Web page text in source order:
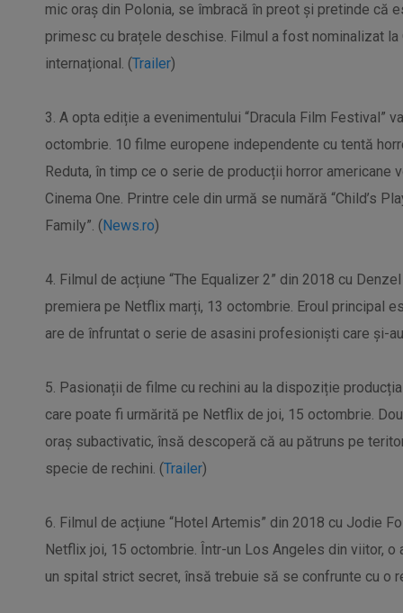
mic oraș din Polonia, se îmbracă în preot și pretinde că
primesc cu brațele deschise. Filmul a fost nominalizat
internațional. (Trailer)
3. A opta ediție a evenimentului “Dracula Film Festival”
octombrie. 10 filme europene independente cu tentă
Reduta, în timp ce o serie de producții horror americane
Cinema One. Printre cele din urmă se numără “Child’s
Family”. (News.ro)
4. Filmul de acțiune “The Equalizer 2” din 2018 cu
premiera pe Netflix marți, 13 octombrie. Eroul principal
are de înfruntat o serie de asasini profesioniști care și-
5. Pasionații de filme cu rechini au la dispoziție
care poate fi urmărită pe Netflix de joi, 15 octombrie.
oraș subactivatic, însă descoperă că au pătruns pe
specie de rechini. (Trailer)
6. Filmul de acțiune “Hotel Artemis” din 2018 cu Jodie
Netflix joi, 15 octombrie. Într-un Los Angeles din viitor,
un spital strict secret, însă trebuie să se confrunte cu o